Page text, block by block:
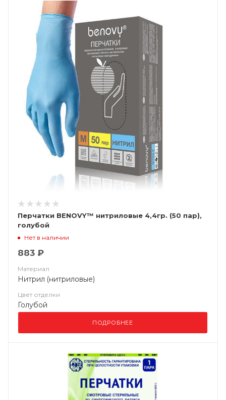
Перчатки BENOVY™ нитриловые 4,4гр. (50 пар),
голубой
Нет в наличии
883 ₽
Материал
Нитрил (нитриловые)
Цвет отделки
Голубой
ПОДРОБНЕЕ